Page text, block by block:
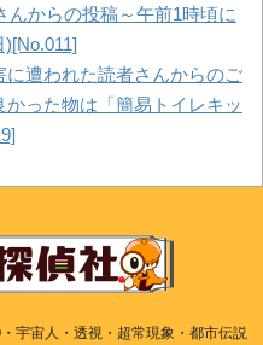
んからの投稿～午前1時頃に
に遭われた読者さんからのご
った物は「簡易トイレキッ
宇宙人・透視・超常現象・都市伝説